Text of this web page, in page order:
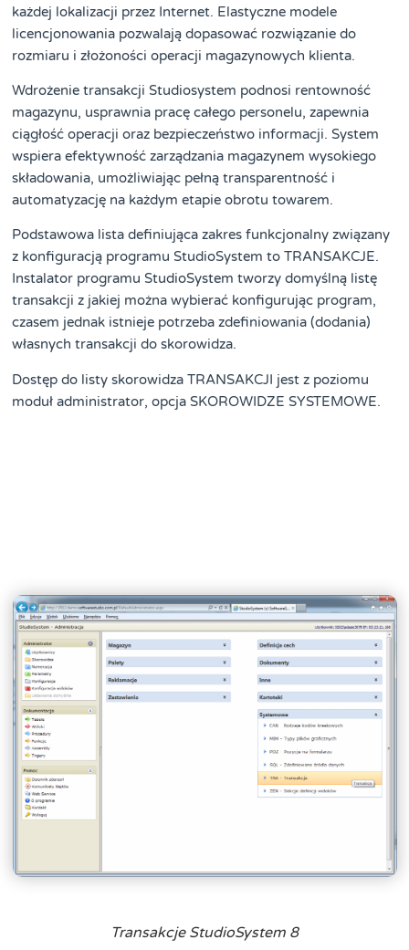
każdej lokalizacji przez Internet. Elastyczne modele
licencjonowania pozwalają dopasować rozwiązanie do
rozmiaru i złożoności operacji magazynowych klienta.
Wdrożenie transakcji Studiosystem podnosi rentowność
magazynu, usprawnia pracę całego personelu, zapewnia
ciągłość operacji oraz bezpieczeństwo informacji. System
wspiera efektywność zarządzania magazynem wysokiego
składowania, umożliwiając pełną transparentność i
automatyzację na każdym etapie obrotu towarem.
Podstawowa lista definiująca zakres funkcjonalny związany
z konfiguracją programu StudioSystem to TRANSAKCJE.
Instalator programu StudioSystem tworzy domyślną listę
transakcji z jakiej można wybierać konfigurując program,
czasem jednak istnieje potrzeba zdefiniowania (dodania)
własnych transakcji do skorowidza.
Dostęp do listy skorowidza TRANSAKCJI jest z poziomu
moduł administrator, opcja SKOROWIDZE SYSTEMOWE.
Transakcje StudioSystem 8